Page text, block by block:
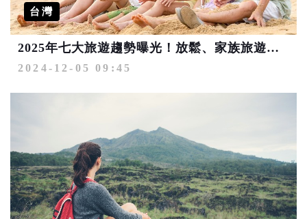
台灣
2025年七大旅遊趨勢曝光！放鬆、家族旅遊與探索新地點成新亮點
2024-12-05 09:45